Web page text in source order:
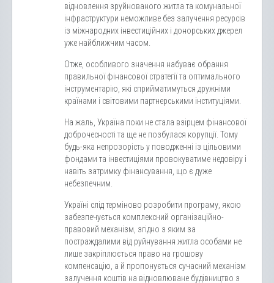
відновлення зруйнованого житла та комунальної
інфраструктури неможливе без залучення ресурсів
із міжнародних інвестиційних і донорських джерел
уже найближчим часом.
Отже, особливого значення набуває обрання
правильної фінансової стратегії та оптимального
інструментарію, які сприйматимуться дружніми
країнами і світовими партнерськими інституціями.
На жаль, Україна поки не стала взірцем фінансової
доброчесності та ще не позбулася корупції. Тому
будь-яка непрозорість у поводженні із цільовими
фондами та інвестиціями провокуватиме недовіру і
навіть затримку фінансування, що є дуже
небезпечним.
Україні слід терміново розробити програму, якою
забезпечується комплексний організаційно-
правовий механізм, згідно з яким за
постраждалими від руйнування житла особами не
лише закріплюється право на грошову
компенсацію, а й пропонується сучасний механізм
залучення коштів на відновлюване будівництво з